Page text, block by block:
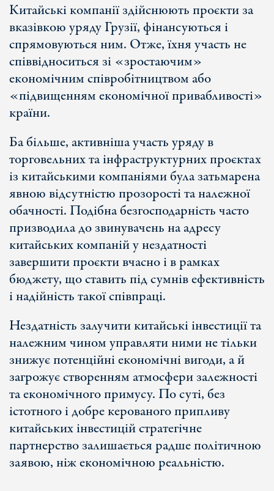
Китайські компанії здійснюють проєкти за
вказівкою уряду Грузії, фінансуються і
спрямовуються ним. Отже, їхня участь не
співвідноситься зі «зростаючим»
економічним співробітництвом або
«підвищенням економічної привабливості»
країни.
Ба більше, активніша участь уряду в
торговельних та інфраструктурних проєктах
із китайськими компаніями була затьмарена
явною відсутністю прозорості та належної
обачності. Подібна безгосподарність часто
призводила до звинувачень на адресу
китайських компаній у нездатності
завершити проєкти вчасно і в рамках
бюджету, що ставить під сумнів ефективність
і надійність такої співпраці.
Нездатність залучити китайські інвестиції та
належним чином управляти ними не тільки
знижує потенційні економічні вигоди, а й
загрожує створенням атмосфери залежності
та економічного примусу. По суті, без
істотного і добре керованого припливу
китайських інвестицій стратегічне
партнерство залишається радше політичною
заявою, ніж економічною реальністю.